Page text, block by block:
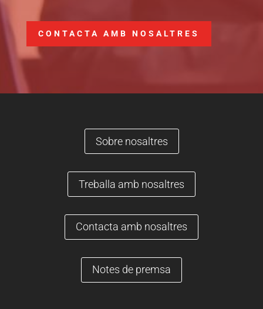
CONTACTA AMB NOSALTRES
Sobre nosaltres
Treballa amb nosaltres
Contacta amb nosaltres
Notes de premsa